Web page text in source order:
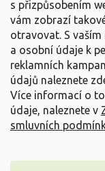
s přizpůsobením
vám zobrazí
otravovat. S
a osobní údaje k
reklamních
údajů naleznete
Více informací o
údaje, naleznete v
smluvních
Kontakujte nás